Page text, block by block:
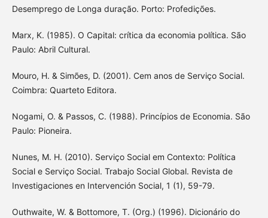
Desemprego de Longa duração. Porto: Profedições.
Marx, K. (1985). O Capital: crítica da economia política. São
Paulo: Abril Cultural.
Mouro, H. & Simões, D. (2001). Cem anos de Serviço Social.
Coimbra: Quarteto Editora.
Nogami, O. & Passos, C. (1988). Princípios de Economia. São
Paulo: Pioneira.
Nunes, M. H. (2010). Serviço Social em Contexto: Política
Social e Serviço Social. Trabajo Social Global. Revista de
Investigaciones en Intervención Social, 1 (1), 59-79.
Outhwaite, W. & Bottomore, T. (Org.) (1996). Dicionário do